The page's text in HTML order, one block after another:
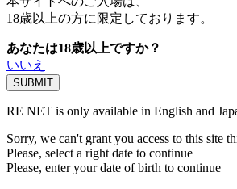
18歳以上の方に限定しております。
あなたは18歳以上ですか？
いいえ
RE NET is only available in English and
Sorry, we can't grant you access to this site
Please, select a right date to continue
Please, enter your date of birth to continue